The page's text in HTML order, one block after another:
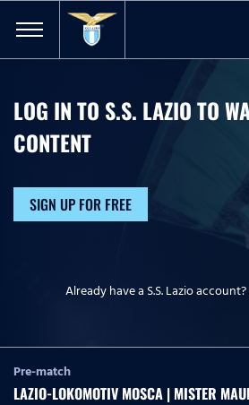
LOG IN TO S.S. LAZIO TO
CONTENT
SIGN UP FOR FREE
Already have a S.S. Lazio
Pre-match
LAZIO-LOKOMOTIV MOSCA | MISTER